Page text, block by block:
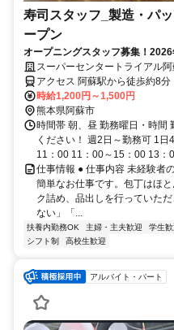
寿司スタッフ_製造・パ
ープン
オープニングスタッフ募集！
麗！短時間◎未経験OK！
スーパーセンタートライアル
アクセス 阿蘇駅から徒歩約8分
時給1,200円～1,500円
熊本県阿蘇市
時間帯 朝、昼 勤務曜日・時間
ください！ 週2日～勤務可 1
11：00 11：00～15：00 13：
仕事情報 ● 仕事内容 未経験者
簡単なお仕事です。包丁はほ
ク詰め、品出しを行っていた
ない」「...
扶養内勤務OK 主婦・主夫歓迎 学生歓
シフト制
高校生歓迎
アルバイト・パート